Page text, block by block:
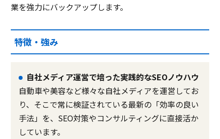
業を強力にバックアップします。
特徴・強み
自社メディア運営で培った実践的なSEOノウハウ
自動車や美容など様々な自社メディアを運営してお
り、そこで常に検証されている最新の「効率の良い
手法」を、SEO対策やコンサルティングに直接活か
しています。